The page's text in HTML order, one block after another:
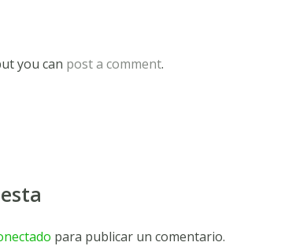
you can post a comment.
para publicar un comentario.